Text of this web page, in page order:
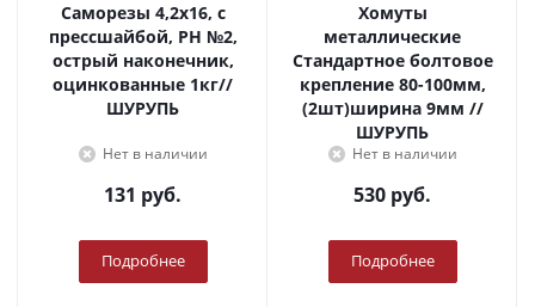
Саморезы 4,2х16, с
прессшайбой, PH №2,
острый наконечник,
оцинкованные 1кг//
ШУРУПЬ
Нет в наличии
131 руб.
Подробнее
Хомуты
металлические
Стандартное болтовое
крепление 80-100мм,
(2шт)ширина 9мм //
ШУРУПЬ
Нет в наличии
530 руб.
Подробнее